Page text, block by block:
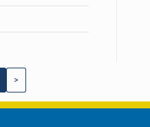
>